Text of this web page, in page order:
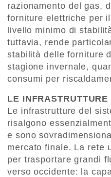
razionamento del gas,
forniture elettriche per
livello minimo di
tuttavia, rende
stabilità delle forniture
stagione invernale,
consumi per
LE
Le infrastrutture del
risalgono
e sono
mercato finale. La rete
per trasportare grandi
verso occidente: la